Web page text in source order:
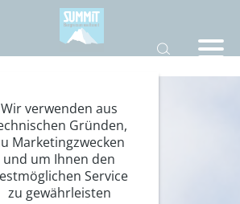
Wir verwenden aus
Gründen,
Marketingzwecken
und um Ihnen den
Service
zu gewährleisten